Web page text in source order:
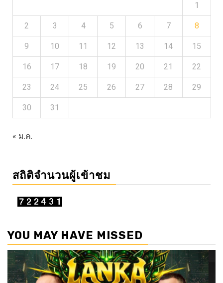
1
2 3 4 5 6 7 8
9 10 11 12 13 14 15
16 17 18 19 20 21 22
23 24 25 26 27 28 29
30 31
« ม.ค.
สถิติจำนวนผู้เข้าชม
YOU MAY HAVE MISSED